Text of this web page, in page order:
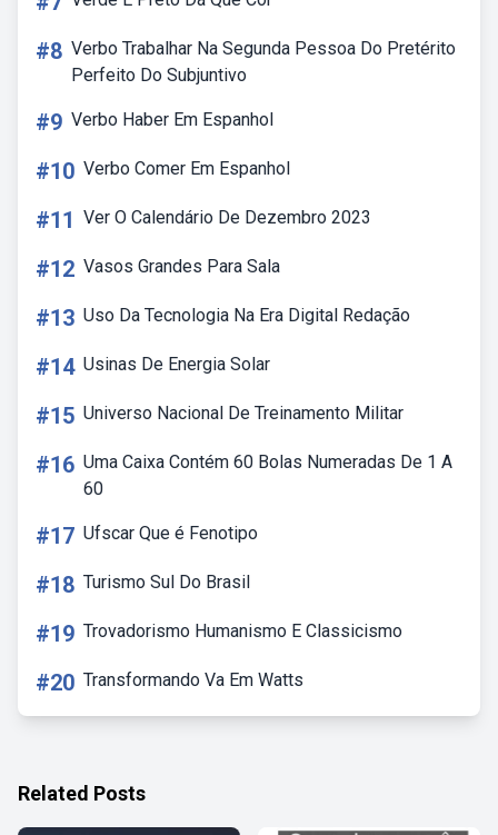
#8 Verbo Trabalhar Na Segunda Pessoa Do Pretérito
Perfeito Do Subjuntivo
#9 Verbo Haber Em Espanhol
#10 Verbo Comer Em Espanhol
#11 Ver O Calendário De Dezembro 2023
#12 Vasos Grandes Para Sala
#13 Uso Da Tecnologia Na Era Digital Redação
#14 Usinas De Energia Solar
#15 Universo Nacional De Treinamento Militar
#16 Uma Caixa Contém 60 Bolas Numeradas De 1 A
60
#17 Ufscar Que é Fenotipo
#18 Turismo Sul Do Brasil
#19 Trovadorismo Humanismo E Classicismo
#20 Transformando Va Em Watts
Related Posts